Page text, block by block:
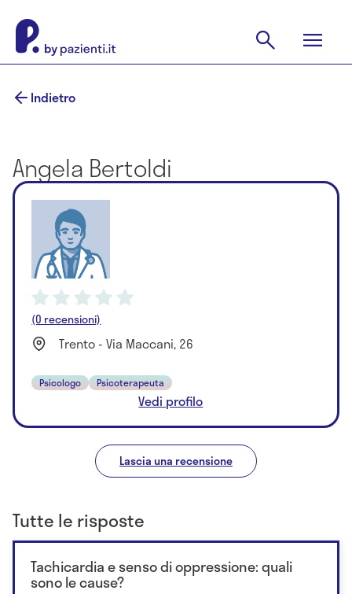
Indietro
Angela Bertoldi
(0 recensioni)
Trento - Via Maccani, 26
Psicologo Psicoterapeuta
Vedi profilo
Lascia una recensione
Tutte le risposte
Tachicardia e senso di oppressione: quali
sono le cause?